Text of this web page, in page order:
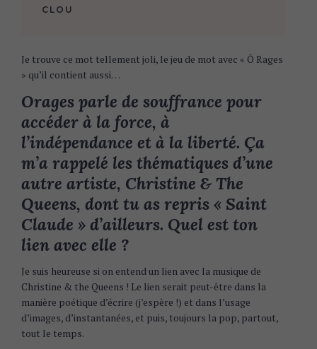
CLOU
Je trouve ce mot tellement joli, le jeu de mot avec « Ô Rages
» qu’il contient aussi…
Orages parle de souffrance pour
accéder à la force, à
l’indépendance et à la liberté. Ça
m’a rappelé les thématiques d’une
autre artiste, Christine & The
Queens, dont tu as repris « Saint
Claude » d’ailleurs. Quel est ton
lien avec elle ?
Je suis heureuse si on entend un lien avec la musique de
Christine & the Queens ! Le lien serait peut-être dans la
manière poétique d’écrire (j’espère !) et dans l’usage
d’images, d’instantanées, et puis, toujours la pop, partout,
tout le temps.